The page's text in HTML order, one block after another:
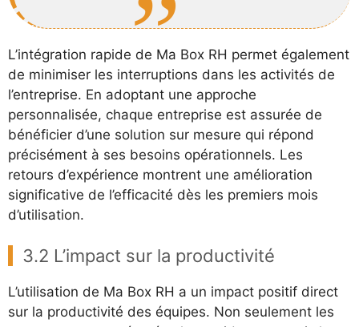
L’intégration rapide de Ma Box RH permet également
de minimiser les interruptions dans les activités de
l’entreprise. En adoptant une approche
personnalisée, chaque entreprise est assurée de
bénéficier d’une solution sur mesure qui répond
précisément à ses besoins opérationnels. Les
retours d’expérience montrent une amélioration
significative de l’efficacité dès les premiers mois
d’utilisation.
3.2 L’impact sur la productivité
L’utilisation de Ma Box RH a un impact positif direct
sur la productivité des équipes. Non seulement les